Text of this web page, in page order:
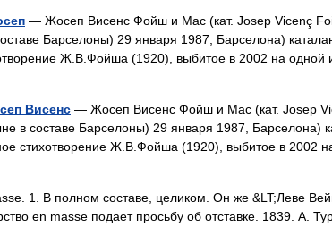
— Жосеп Висенс Фойш и Мас (кат. Josep Vicenç
Барселоны) 29 января 1987, Барселона)
Ж.В.Фойша (1920), выбитое в 2002 на одной
Висенс — Жосеп Висенс Фойш и Мас (кат. Josep
в составе Барселоны) 29 января 1987, Барселона)
стихотворение Ж.В.Фойша (1920), выбитое в 2002
1. В полном составе, целиком. Он же &LT;Леве
en masse подает просьбу об отставке. 1839. А.